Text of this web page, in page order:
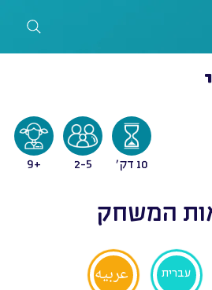
10 דק' 2-5
9+
עברית عربيه
המשחק